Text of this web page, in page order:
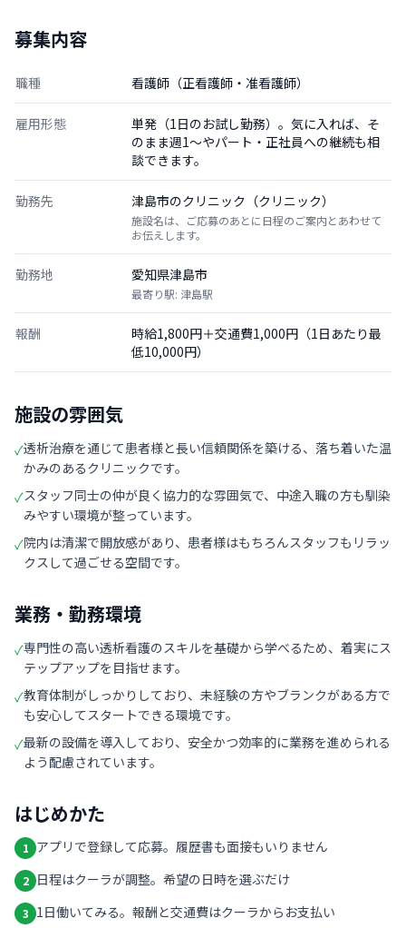
募集内容
職種 看護師（正看護師・准看護師）
雇用形態
単発（1日のお試し勤務）。気に入れば、そ
のまま週1〜やパート・正社員への継続も相
談できます。
勤務先 津島市のクリニック（クリニック）
施設名は、ご応募のあとに日程のご案内とあわせて
お伝えします。
勤務地 愛知県津島市
最寄り駅: 津島駅
報酬
時給1,800円＋交通費1,000円（1日あたり最
低10,000円）
施設の雰囲気
✓透析治療を通じて患者様と長い信頼関係を築ける、落ち着いた温
かみのあるクリニックです。
✓スタッフ同士の仲が良く協力的な雰囲気で、中途入職の方も馴染
みやすい環境が整っています。
✓院内は清潔で開放感があり、患者様はもちろんスタッフもリラッ
クスして過ごせる空間です。
業務・勤務環境
✓専門性の高い透析看護のスキルを基礎から学べるため、着実にス
テップアップを目指せます。
✓教育体制がしっかりしており、未経験の方やブランクがある方で
も安心してスタートできる環境です。
✓最新の設備を導入しており、安全かつ効率的に業務を進められる
よう配慮されています。
はじめかた
1 アプリで登録して応募。履歴書も面接もいりません
2 日程はクーラが調整。希望の日時を選ぶだけ
3 1日働いてみる。報酬と交通費はクーラからお支払い